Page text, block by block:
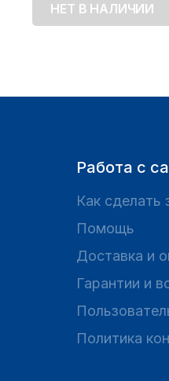
НЕТ В НАЛИЧИИ
Работа с
Как сделать
Помощь
Доставка и
Гарантии и
Политика